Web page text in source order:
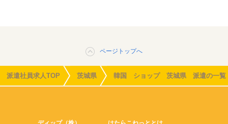
ページトップへ
派遣社員求人TOP 茨城県 韓国 ショップ 茨城県 派遣の一覧